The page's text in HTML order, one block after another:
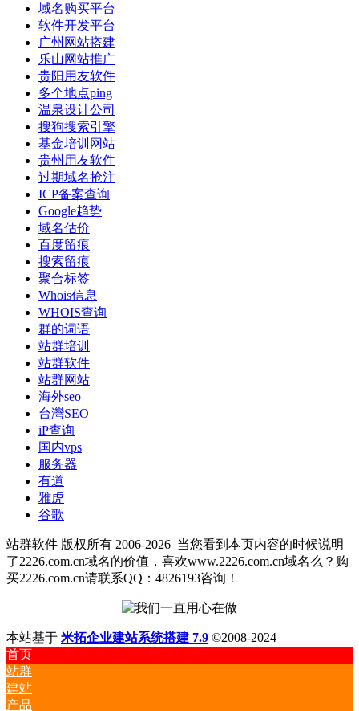
域名购买平台
软件开发平台
广州网站搭建
乐山网站推广
贵阳用友软件
多个地点ping
温泉设计公司
搜狗搜索引擎
基金培训网站
贵州用友软件
过期域名抢注
ICP备案查询
Google趋势
域名估价
百度留痕
搜索留痕
聚合标签
Whois信息
WHOIS查询
群的词语
站群培训
站群软件
站群网站
海外seo
台灣SEO
iP查询
国内vps
服务器
有道
雅虎
谷歌
站群软件 版权所有 2006-2026 当您看到本页内容的时候说明
了2226.com.cn域名的价值，喜欢www.2226.com.cn域名么？购
买2226.com.cn请联系QQ：4826193咨询！
本站基于 米拓企业建站系统搭建 7.9 ©2008-2024
首页
站群
建站
产品